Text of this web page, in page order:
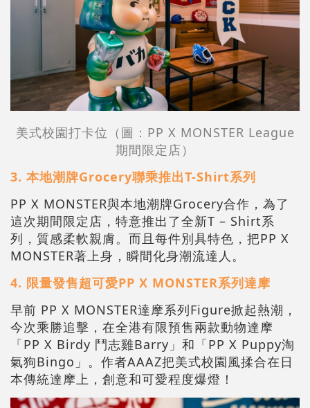
美式校園打卡位 （圖：PP X MONSTER League
期間限定店）
3. 本地潮牌Grocery聯乘推出T-Shirt系列
PP X MONSTER與本地潮牌Grocery合作，為了
這次期間限定店，特意推出了全新T – Shirt系
列，質感柔軟親膚。而且每件別具特色，把PP X
MONSTER著上身，瞬間化身潮流達人。
4. 限量發售超可愛PP X MONSTER系列達摩
早前 PP X MONSTER達摩系列Figure掀起熱潮，
今次乘勝追擊，在全港有限預售兩款動物達摩
「PP X Birdy 鬥志雞Barry」和「PP X Puppy淘
氣狗Bingo」。作者AAAZ把美式校園風揉合在日
本傳統達摩上，創意和可愛程度爆燈！